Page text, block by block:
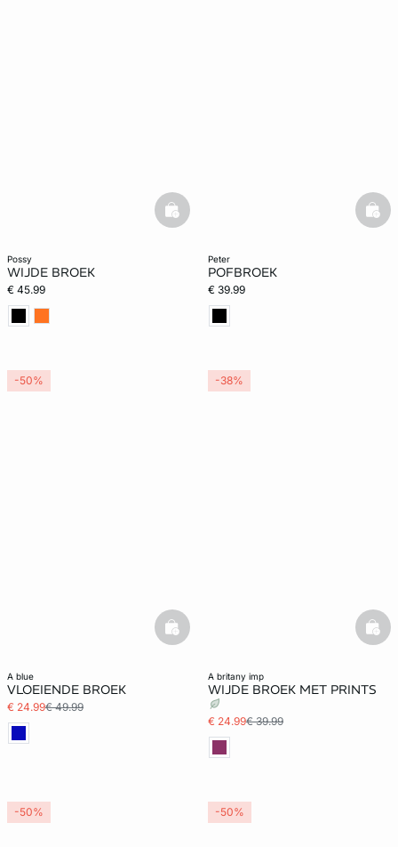
possy
WIJDE BROEK
€ 45.99
basketfull
peter
POFBROEK
€ 39.99
a blue
VLOEIENDE BROEK
€ 24.99€ 49.99
basketfull
-50%
a britany imp
WIJDE BROEK MET PRINTS
€ 24.99€ 39.99
-38%
-50% -50%